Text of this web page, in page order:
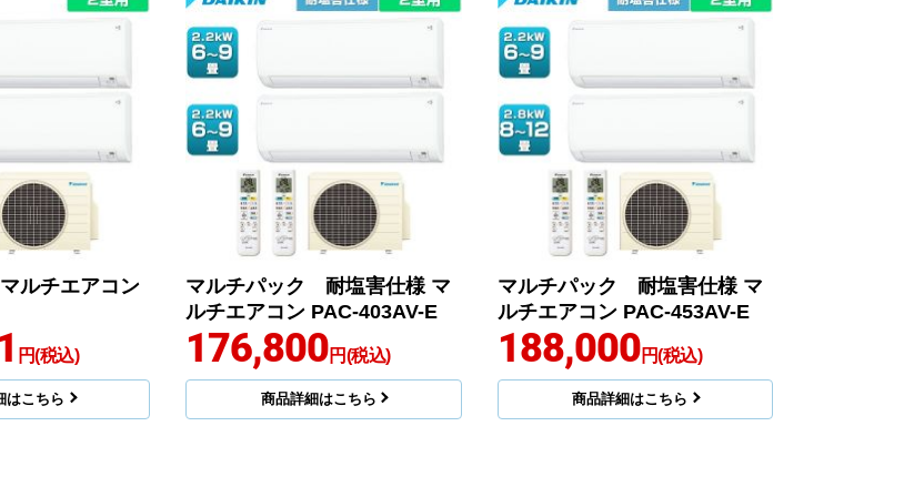
ルチエアコン
円(税込)
はこちら
マルチパック 耐塩害仕様 マ
ルチエアコン PAC-403AV-E
176,800円(税込)
商品詳細はこちら
マルチパック 耐塩害仕様 マ
ルチエアコン PAC-453AV-E
188,000円(税込)
商品詳細はこちら